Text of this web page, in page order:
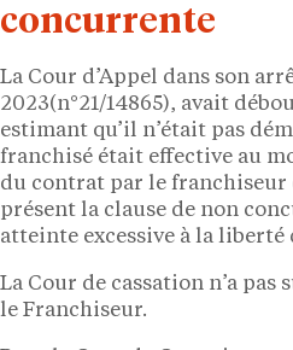
concurrente
La Cour d’Appel dans son
2023(n°21/14865), avait
estimant qu’il n’était pas
franchisé était effective au
du contrat par le franchiseur
présent la clause de non
atteinte excessive à la liberté
La Cour de cassation n’a
le Franchiseur.